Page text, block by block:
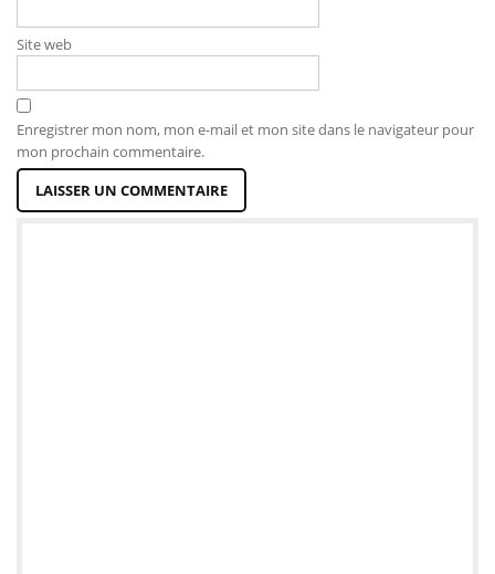
Site web
Enregistrer mon nom, mon e-mail et mon site dans le navigateur pour
mon prochain commentaire.